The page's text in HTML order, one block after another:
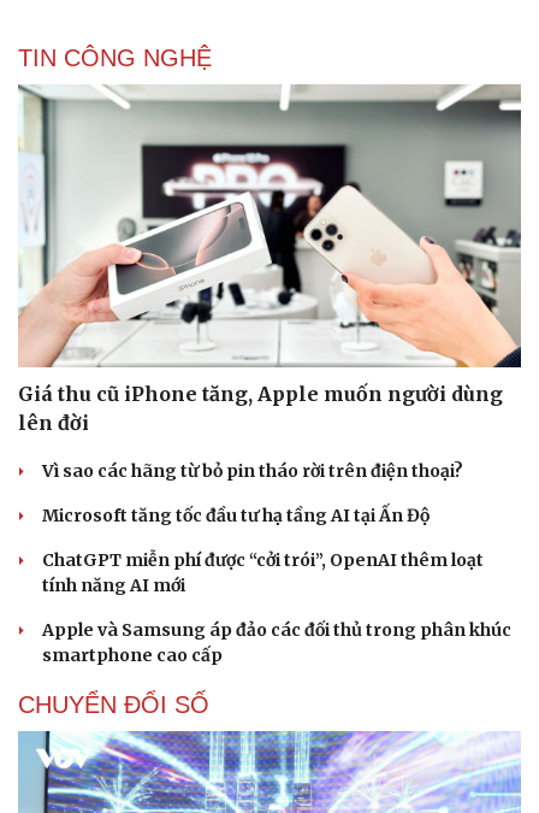
TIN CÔNG NGHỆ
Giá thu cũ iPhone tăng, Apple muốn người dùng
lên đời
Vì sao các hãng từ bỏ pin tháo rời trên điện thoại?
Microsoft tăng tốc đầu tư hạ tầng AI tại Ấn Độ
ChatGPT miễn phí được “cởi trói”, OpenAI thêm loạt
tính năng AI mới
Apple và Samsung áp đảo các đối thủ trong phân khúc
smartphone cao cấp
CHUYỂN ĐỔI SỐ